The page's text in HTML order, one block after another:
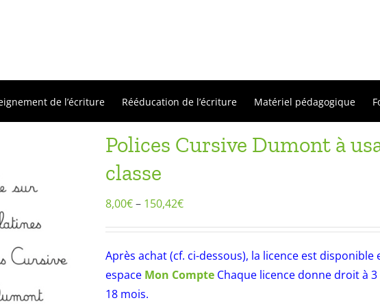
de l’écriture Rééducation de l’écriture Matériel pédagogique
Polices Cursive Dumont à
classe
8,00€– 150,42€
Après achat (cf. ci-dessous), la licence est
espace Mon Compte Chaque licence donne droit à
18 mois.